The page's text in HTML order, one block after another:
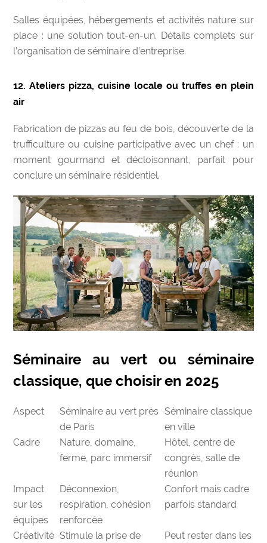
Salles équipées, hébergements et activités nature sur
place : une solution tout-en-un. Détails complets sur
l’organisation de séminaire d’entreprise.
12. Ateliers pizza, cuisine locale ou truffes en plein
air
Fabrication de pizzas au feu de bois, découverte de la
trufficulture ou cuisine participative avec un chef : un
moment gourmand et décloisonnant, parfait pour
conclure un séminaire résidentiel.
Séminaire au vert ou séminaire
classique, que choisir en 2025
Aspect
Séminaire au vert près
de Paris
Séminaire classique
en ville
Cadre
Nature, domaine,
ferme, parc immersif
Hôtel, centre de
congrès, salle de
réunion
Impact
sur les
équipes
Déconnexion,
respiration, cohésion
renforcée
Confort mais cadre
parfois standard
Créativité Stimule la prise de Peut rester dans les